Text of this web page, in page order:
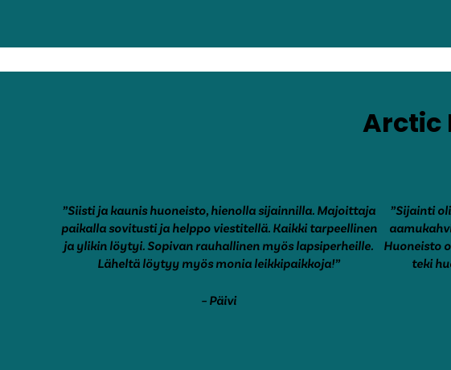
Arctic
”Siisti ja kaunis huoneisto, hienolla sijainnilla. Majoittaja
paikalla sovitusti ja helppo viestitellä. Kaikki tarpeellinen
ja ylikin löytyi. Sopivan rauhallinen myös lapsiperheille.
Läheltä löytyy myös monia leikkipaikkoja!”
– Päivi
”Sijainti
Huoneisto
teki